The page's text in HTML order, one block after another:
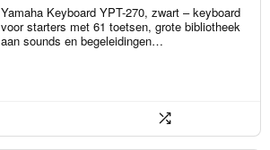
Yamaha Keyboard YPT-270, zwart – keyboard
voor starters met 61 toetsen, grote bibliotheek
aan sounds en begeleidingen…